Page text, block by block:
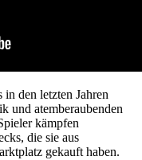
den letzten Jahren
und atemberaubenden
kämpfen
die sie aus
gekauft haben.